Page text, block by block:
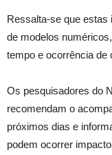
Ressalta-se que
de modelos
tempo e ocorrência de
Os pesquisadores do
recomendam o
próximos dias e
podem ocorrer